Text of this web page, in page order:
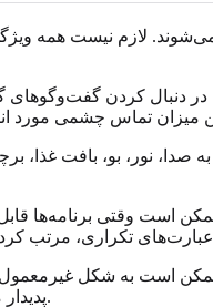
لازم نیست همه ویژگی‌ها
کردن گفت‌وگوهای
نور، بو، بافت غذا،
است وقتی برنامه‌ها قابل
است به شکل غیرمعمول
پدیدار می‌شود که علاقه، مسئولیت‌ها را کنار بزند، تعارض ایجاد کند یا تنها راه قابل اعتماد برای بازیابی از خواسته‌های روزمره شود.